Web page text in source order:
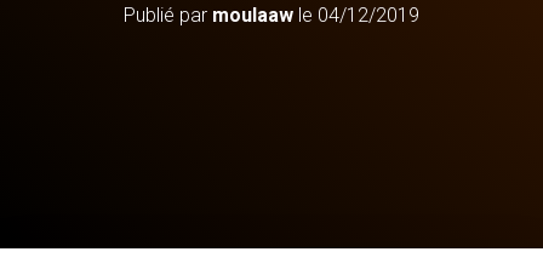
Publié par moulaaw le 04/12/2019